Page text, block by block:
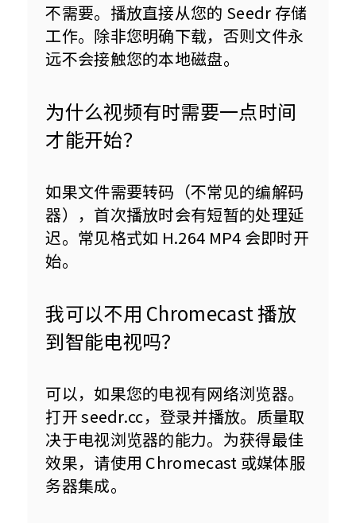
不需要。播放直接从您的 Seedr 存储
工作。除非您明确下载，否则文件永
远不会接触您的本地磁盘。
为什么视频有时需要一点时间
才能开始？
如果文件需要转码（不常见的编解码
器），首次播放时会有短暂的处理延
迟。常见格式如 H.264 MP4 会即时开
始。
我可以不用 Chromecast 播放
到智能电视吗？
可以，如果您的电视有网络浏览器。
打开 seedr.cc，登录并播放。质量取
决于电视浏览器的能力。为获得最佳
效果，请使用 Chromecast 或媒体服
务器集成。